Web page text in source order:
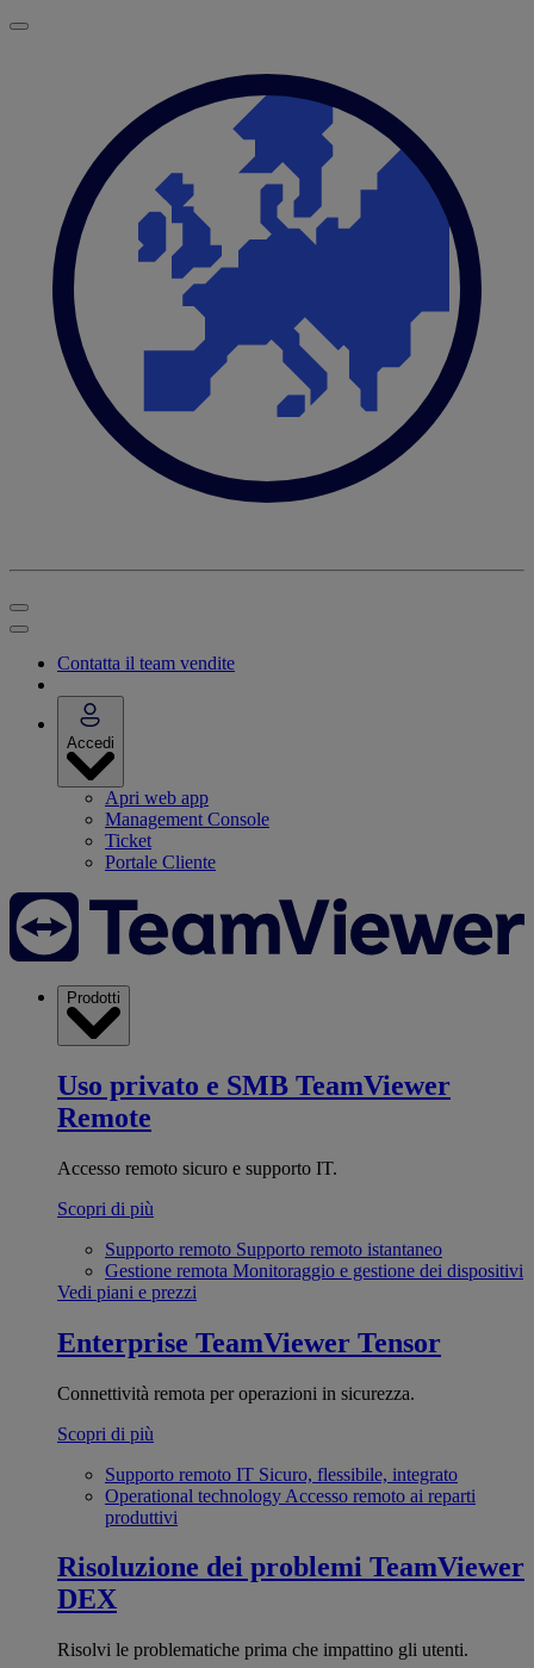
Contatta il team vendite
Accedi
Apri web app
Management Console
Ticket
Portale Cliente
Prodotti
Uso privato e SMB TeamViewer
Remote
Accesso remoto sicuro e supporto IT.
Scopri di più
Supporto remoto Supporto remoto istantaneo
Gestione remota Monitoraggio e gestione dei dispositivi
Vedi piani e prezzi
Enterprise TeamViewer Tensor
Connettività remota per operazioni in sicurezza.
Scopri di più
Supporto remoto IT Sicuro, flessibile, integrato
Operational technology Accesso remoto ai reparti
produttivi
Risoluzione dei problemi TeamViewer
DEX
Risolvi le problematiche prima che impattino gli utenti.